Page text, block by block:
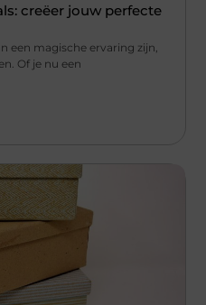
creëer jouw perfecte
een magische ervaring zijn,
Of je nu een